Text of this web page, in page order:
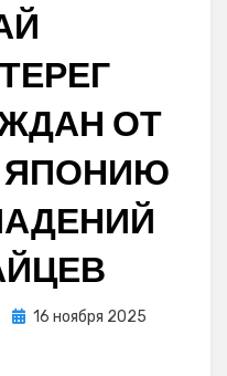
ОТ
ЯПОНИЮ
Posted
16 ноября 2025